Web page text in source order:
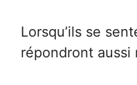
Lorsqu’ils se
répondront aussi